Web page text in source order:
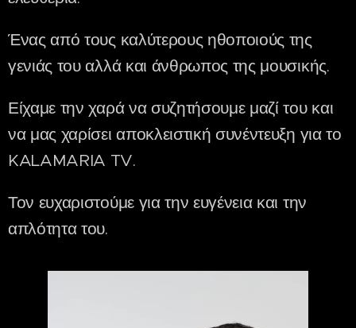
Ένας από τους καλύτερους ηθοποιούς της
γενιάς του αλλά και άνθρωπος της μουσικής.
Είχαμε την χαρά να συζητήσουμε μαζί του και
να μας χαρίσει αποκλειστική συνέντευξη για το
KALAMARIA TV.
Τον ευχαριστούμε για την ευγένεια και την
απλότητα του.